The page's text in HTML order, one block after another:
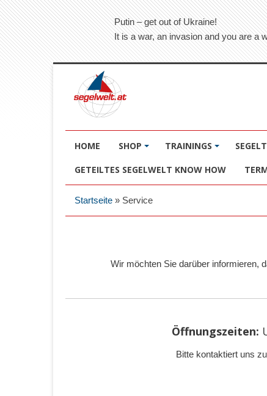
Putin – get out of Ukraine!
It is a war, an invasion and you are a
HOME SHOP TRAININGS
GETEILTES SEGELWELT KNOW HOW
Startseite » Service
Wir möchten Sie darüber informieren,
Öffnungszeiten:
Bitte kontaktiert uns